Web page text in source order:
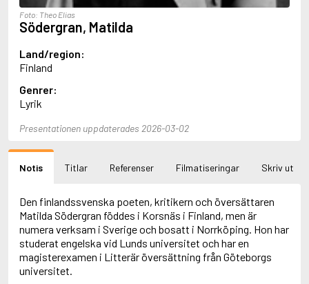
Adamov, Arthur
Adams, Douglas
Adams, Herbert
Adams, Jane
Adams, Richard
Adbåge, Emma
Adbåge, Lisen
Adelborg, Ottilia
Adiga, Aravind
Adnan, Etel
Adolfsson, Evert
Adolfsson, Gunnar
Adolfsson, Josefine
Adolfsson, Maria
Adolphsen, Peter
Foto: Theo Elias
Södergran, Matilda
Land/region:
Finland
Genrer:
Lyrik
Presentationen uppdaterades 2026-03-02
Notis Titlar Referenser Filmatiseringar Skriv ut
Den finlandssvenska poeten, kritikern och översättaren
Matilda Södergran föddes i Korsnäs i Finland, men är
numera verksam i Sverige och bosatt i Norrköping. Hon har
studerat engelska vid Lunds universitet och har en
magisterexamen i Litterär översättning från Göteborgs
universitet.